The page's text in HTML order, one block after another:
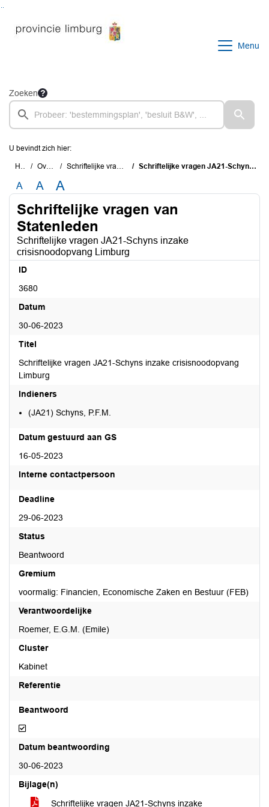
Menu
Zoeken
U bevindt zich hier:
Home Overzichten Schriftelijke vragen van Statenleden Schriftelijke vragen JA21-Schyns inzake crisisnoodopvang Limburg
A A A
Schriftelijke vragen van
Statenleden
Schriftelijke vragen JA21-Schyns inzake
crisisnoodopvang Limburg
ID
3680
Datum
30-06-2023
Titel
Schriftelijke vragen JA21-Schyns inzake crisisnoodopvang
Limburg
Indieners
(JA21) Schyns, P.F.M.
Datum gestuurd aan GS
16-05-2023
Interne contactpersoon
Deadline
29-06-2023
Status
Beantwoord
Gremium
voormalig: Financien, Economische Zaken en Bestuur (FEB)
Verantwoordelijke
Roemer, E.G.M. (Emile)
Cluster
Kabinet
Referentie
Beantwoord
Beantwoord
Datum beantwoording
30-06-2023
Bijlage(n)
Schriftelijke vragen JA21-Schyns inzake